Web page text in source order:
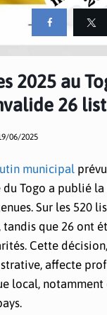
2025 au
26
06/2025
municipal
du Togo a publié
Sur les 520
tandis que 26 ont
Cette
affecte
local, notamment